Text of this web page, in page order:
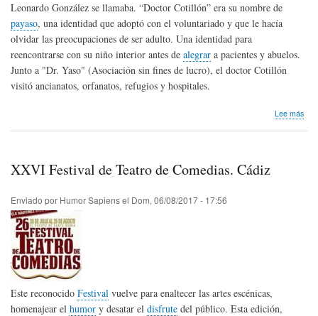
Leonardo González se llamaba. “Doctor Cotillón” era su nombre de
payaso, una identidad que adoptó con el voluntariado y que le hacía
olvidar las preocupaciones de ser adulto. Una identidad para
reencontrarse con su niño interior antes de alegrar a pacientes y abuelos.
Junto a "Dr. Yaso" (Asociación sin fines de lucro), el doctor Cotillón
visitó ancianatos, orfanatos, refugios y hospitales.
Lee más
XXVI Festival de Teatro de Comedias. Cádiz
Enviado por Humor Sapiensel Dom, 06/08/2017 - 17:56
Este reconocido Festival vuelve para enaltecer las artes escénicas,
homenajear el humor y desatar el disfrute del público. Esta edición,